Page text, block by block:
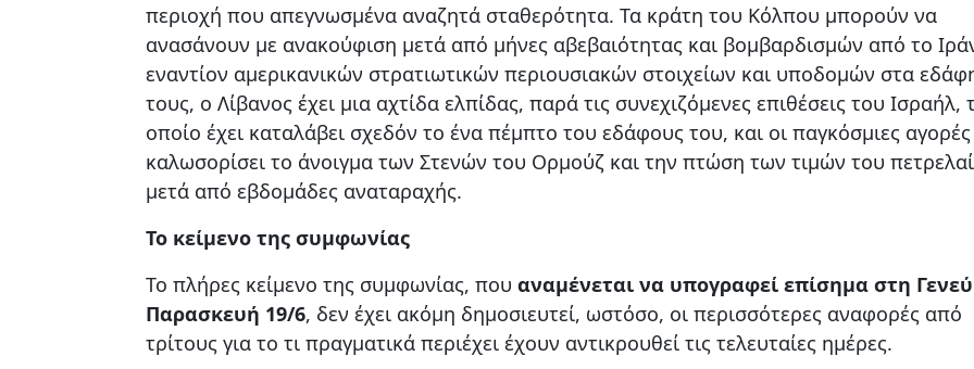
περιοχή που απεγνωσμένα αναζητά σταθερότητα. Τα κράτη του Κόλπου μπορούν να
ανασάνουν με ανακούφιση μετά από μήνες αβεβαιότητας και βομβαρδισμών από το
εναντίον αμερικανικών στρατιωτικών περιουσιακών στοιχείων και υποδομών στα
τους, ο Λίβανος έχει μια αχτίδα ελπίδας, παρά τις συνεχιζόμενες επιθέσεις του Ισραήλ,
οποίο έχει καταλάβει σχεδόν το ένα πέμπτο του εδάφους του, και οι παγκόσμιες
καλωσορίσει το άνοιγμα των Στενών του Ορμούζ και την πτώση των τιμών του
μετά από εβδομάδες αναταραχής.
Το κείμενο της συμφωνίας
Το πλήρες κείμενο της συμφωνίας, που αναμένεται να υπογραφεί επίσημα στη
Παρασκευή 19/6, δεν έχει ακόμη δημοσιευτεί, ωστόσο, οι περισσότερες αναφορές από
τρίτους για το τι πραγματικά περιέχει έχουν αντικρουθεί τις τελευταίες ημέρες.